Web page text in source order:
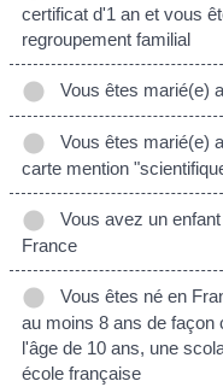
certificat d'1 an et vous
regroupement familial
Vous êtes marié(e)
Vous êtes marié(e)
carte mention
Vous avez un
France
Vous êtes né en
au moins 8 ans de façon
l'âge de 10 ans, une
école française